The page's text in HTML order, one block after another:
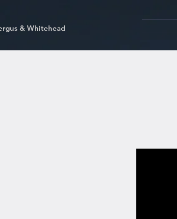
& Whitehead